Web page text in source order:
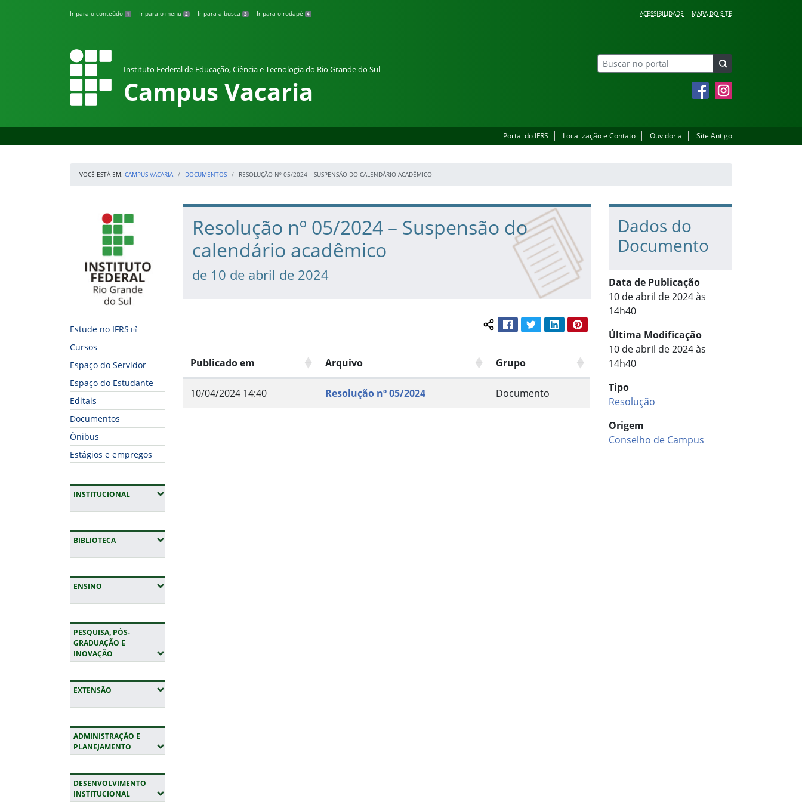
Ir para o conteúdo 1 Ir para o menu 2 Ir para a busca 3 Ir para o rodapé 4 ACESSIBILIDADE MAPA DO SITE
Instituto Federal de Educação, Ciência e Tecnologia do Rio Grande do Sul
Campus Vacaria FacebookInstagram
Portal do IFRS Localização e Contato Ouvidoria Site Antigo
VOCÊ ESTÁ EM: CAMPUS VACARIA DOCUMENTOS RESOLUÇÃO Nº 05/2024 – SUSPENSÃO DO CALENDÁRIO ACADÊMICO
Início da navegação
Estude no IFRS
Cursos
Espaço do Servidor
Espaço do Estudante
Editais
Documentos
Ônibus
Estágios e empregos
INSTITUCIONAL(EXPANDIR SUBMENUS)
BIBLIOTECA(EXPANDIR SUBMENUS)
ENSINO (EXPANDIR SUBMENUS)
PESQUISA, PÓS-
GRADUAÇÃO E
INOVAÇÃO (EXPANDIR SUBMENUS)
EXTENSÃO (EXPANDIR SUBMENUS)
ADMINISTRAÇÃO E
PLANEJAMENTO (EXPANDIR SUBMENUS)
DESENVOLVIMENTO
INSTITUCIONAL(EXPANDIR SUBMENUS)
Início do conteúdo
Resolução nº 05/2024 – Suspensão do
calendário acadêmico
de 10 de abril de 2024
Compartilhar conteúdo:
FacebookTwitterLinkedInPinterest
Publicado em Arquivo Grupo
10/04/2024 14:40 Resolução nº 05/2024 Documento
Dados do
Documento
Data de Publicação
10 de abril de 2024 às
14h40
Última Modificação
10 de abril de 2024 às
14h40
Tipo
Resolução
Origem
Conselho de Campus